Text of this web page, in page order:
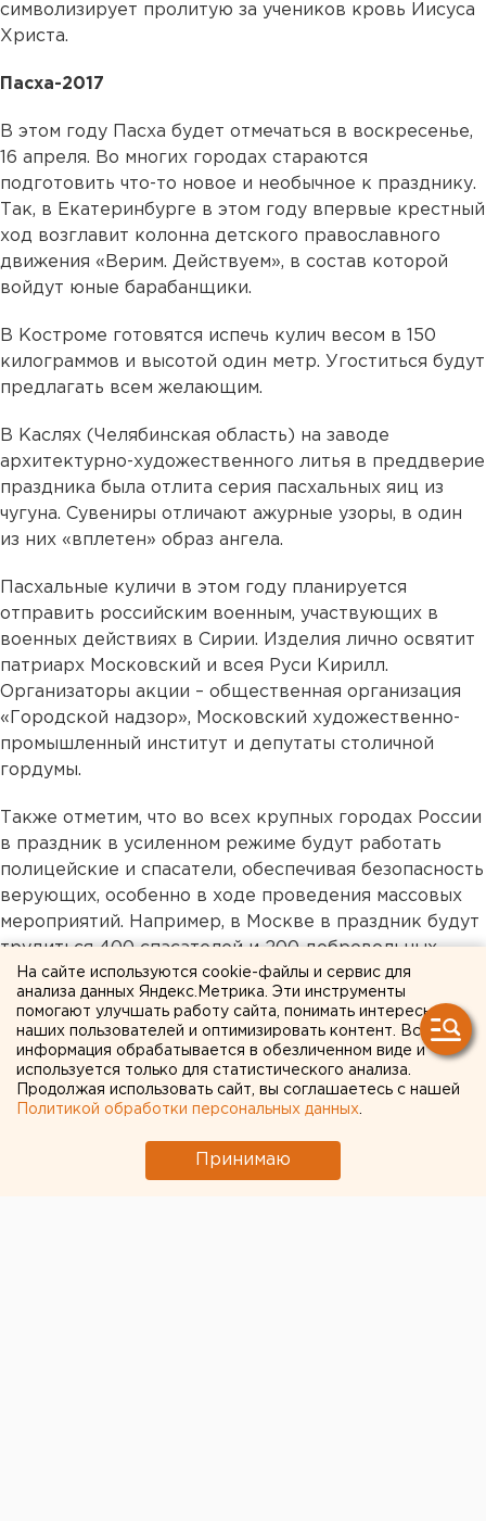
символизирует пролитую за учеников кровь Иисуса
Христа.
Пасха-2017
В этом году Пасха будет отмечаться в воскресенье,
16 апреля. Во многих городах стараются
подготовить что-то новое и необычное к празднику.
Так, в Екатеринбурге в этом году впервые крестный
ход возглавит колонна детского православного
движения «Верим. Действуем», в состав которой
войдут юные барабанщики.
В Костроме готовятся испечь кулич весом в 150
килограммов и высотой один метр. Угоститься будут
предлагать всем желающим.
В Каслях (Челябинская область) на заводе
архитектурно-художественного литья в преддверие
праздника была отлита серия пасхальных яиц из
чугуна. Сувениры отличают ажурные узоры, в один
из них «вплетен» образ ангела.
Пасхальные куличи в этом году планируется
отправить российским военным, участвующих в
военных действиях в Сирии. Изделия лично освятит
патриарх Московский и всея Руси Кирилл.
Организаторы акции – общественная организация
«Городской надзор», Московский художественно-
промышленный институт и депутаты столичной
гордумы.
Также отметим, что во всех крупных городах России
в праздник в усиленном режиме будут работать
полицейские и спасатели, обеспечивая безопасность
верующих, особенно в ходе проведения массовых
мероприятий. Например, в Москве в праздник будут
трудиться 400 спасателей и 200 добровольных
пожарных.
На сайте используются cookie-файлы и сервис для
анализа данных Яндекс.Метрика. Эти инструменты
помогают улучшать работу сайта, понимать интересы
наших пользователей и оптимизировать контент. Вся
информация обрабатывается в обезличенном виде и
используется только для статистического анализа.
Продолжая использовать сайт, вы соглашаетесь с нашей
Политикой обработки персональных данных
Принимаю